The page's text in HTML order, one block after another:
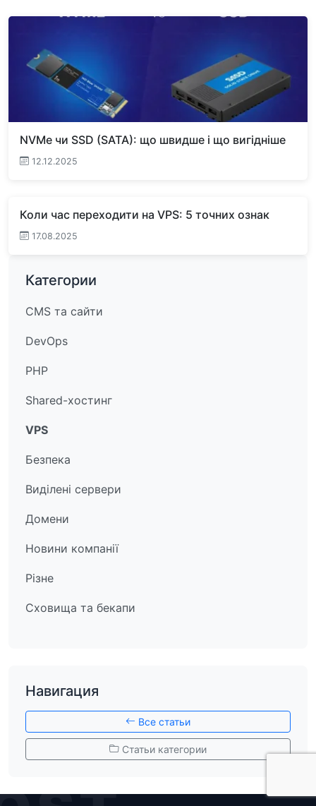
NVMe чи SSD (SATA): що швидше і що вигідніше
12.12.2025
Коли час переходити на VPS: 5 точних ознак
17.08.2025
Категории
CMS та сайти
DevOps
PHP
Shared-хостинг
VPS
Безпека
Виділені сервери
Домени
Новини компанії
Різне
Сховища та бекапи
Навигация
Все статьи
Статьи категории